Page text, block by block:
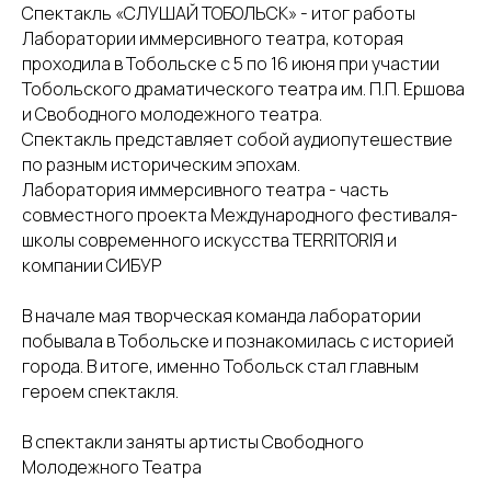
Спектакль «СЛУШАЙ ТОБОЛЬСК» - итог работы
Лаборатории иммерсивного театра, которая
проходила в Тобольске с 5 по 16 июня при участии
Тобольского драматического театра им. П.П. Ершова
и Свободного молодежного театра.
Спектакль представляет собой аудиопутешествие
по разным историческим эпохам.
Лаборатория иммерсивного театра - часть
совместного проекта Международного фестиваля-
школы современного искусства TERRITORIЯ и
компании СИБУР
В начале мая творческая команда лаборатории
побывала в Тобольске и познакомилась с историей
города. В итоге, именно Тобольск стал главным
героем спектакля.
В спектакли заняты артисты Свободного
Молодежного Театра